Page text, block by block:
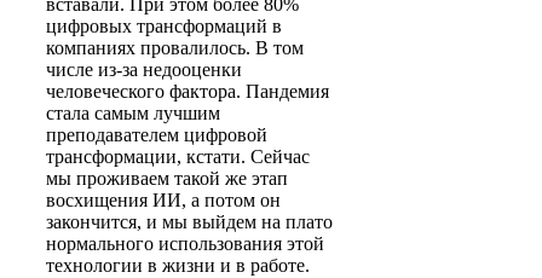
вставали. При этом более 80%
цифровых трансформаций в
компаниях провалилось. В том
числе из-за недооценки
человеческого фактора. Пандемия
стала самым лучшим
преподавателем цифровой
трансформации, кстати. Сейчас
мы проживаем такой же этап
восхищения ИИ, а потом он
закончится, и мы выйдем на плато
нормального использования этой
технологии в жизни и в работе.